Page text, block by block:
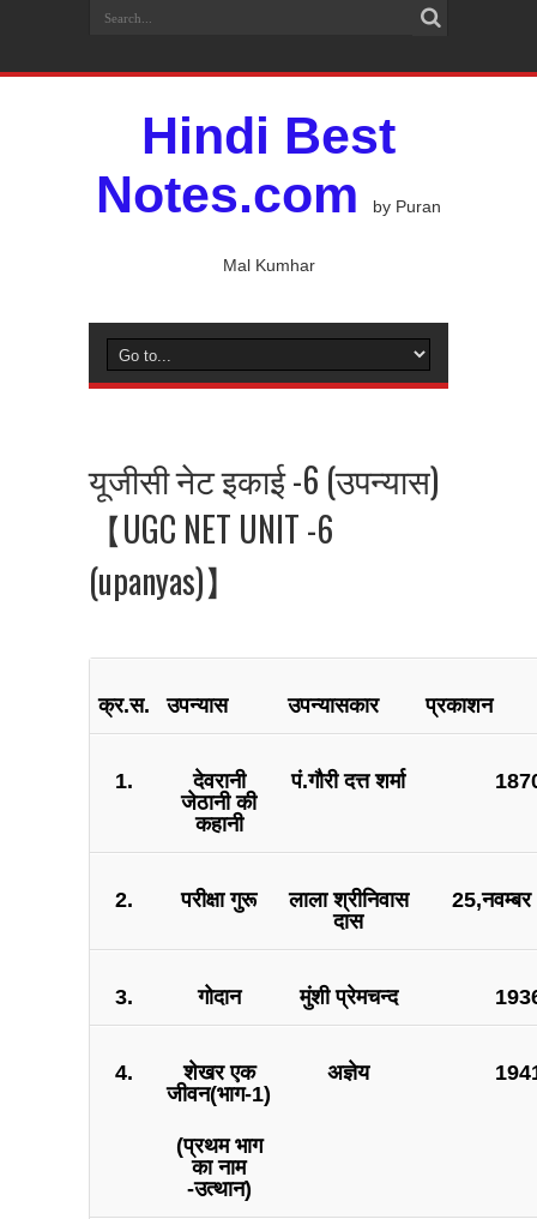
Hindi Best
Notes.com
by Puran
Mal Kumhar
यूजीसी नेट इकाई -6 (उपन्यास)
【UGC NET UNIT -6
(upanyas)】
क्र.स. उपन्यास उपन्यासकार प्रकाशन
1.
देवरानी
जेठानी की
कहानी
पं.गौरी दत्त शर्मा
2. परीक्षा गुरू
लाला श्रीनिवास
दास
3. गोदान मुंशी प्रेमचन्द
4.
शेखर एक
जीवन(भाग-1)
(प्रथम भाग
का नाम
-उत्थान)
अज्ञेय